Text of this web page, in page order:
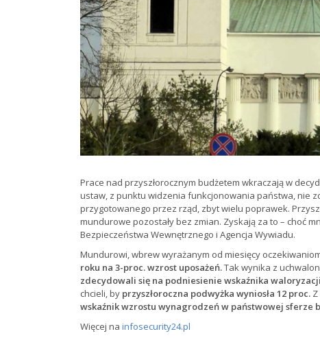
Prace nad przyszłorocznym budżetem wkraczają w
ustaw, z punktu widzenia funkcjonowania państwa, nie
przygotowanego przez rząd, zbyt wielu poprawek.
mundurowe pozostały bez zmian. Zyskają za to – choć
Bezpieczeństwa Wewnętrznego i Agencja Wywiadu.
Mundurowi, wbrew wyrażanym od miesięcy
roku na 3-proc. wzrost uposażeń.Tak wynika z
zdecydowali się na podniesienie wskaźnika
chcieli, by przyszłoroczna podwyżka wyniosła 12 proc.
wskaźnik wzrostu wynagrodzeń w państwowej sferze
Więcej na infosecurity24.pl